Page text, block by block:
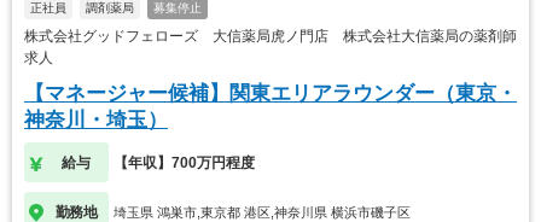
正社員 調剤薬局 募集停止
株式会社グッドフェローズ 大信薬局虎ノ門店 株式会社大信薬局の薬剤師
求人
【マネージャー候補】関東エリアラウンダー（東京・
神奈川・埼玉）
給与 【年収】700万円程度
勤務地 埼玉県 鴻巣市,東京都 港区,神奈川県 横浜市磯子区